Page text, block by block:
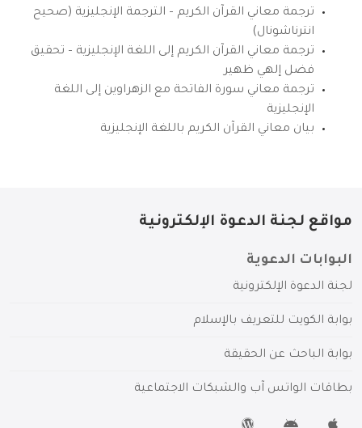
ترجمة معاني القرآن الكريم – الترجمة الإنجليزية (صحيح
انترناشونال)
ترجمة معاني القرآن الكريم إلى اللغة الإنجليزية – تحقيق
فضل إلهي ظهير
ترجمة معاني سورة الفاتحة مع الزهراوين إلى اللغة
الإنجليزية
بيان معاني القرآن الكريم باللغة الإنجليزية
مواقع لجنة الدعوة الإلكترونية
البوابات الدعوية
لجنة الدعوة الإلكترونية
بوابة الكويت للتعريف بالإسلام
بوابة الباحث عن الحقيقة
بطاقات الواتس آب والشبكات الاجتماعية